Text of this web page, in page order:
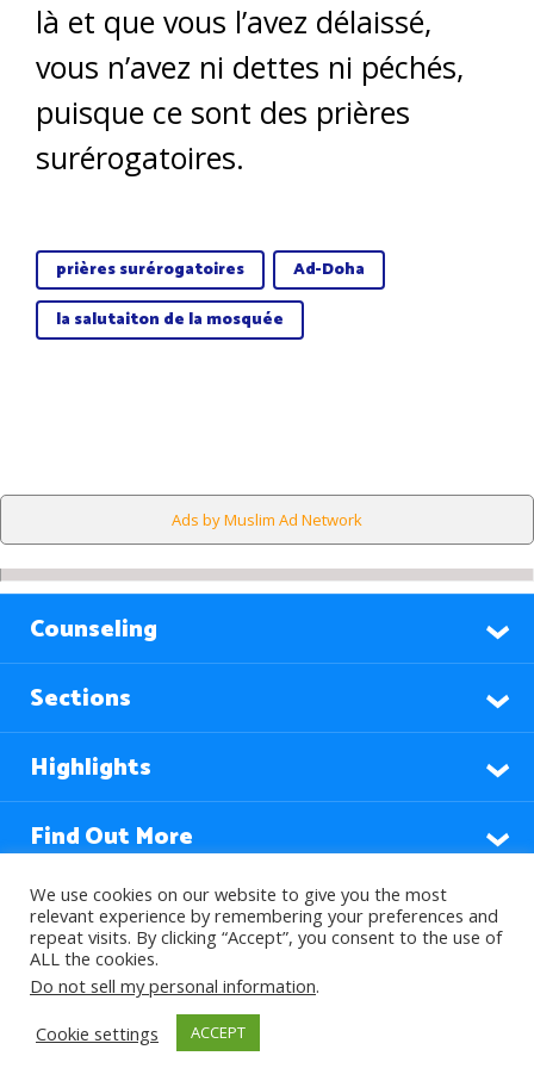
là et que vous l’avez délaissé,
vous n’avez ni dettes ni péchés,
puisque ce sont des prières
surérogatoires.
prières surérogatoires
Ad-Doha
la salutaiton de la mosquée
Ads by Muslim Ad Network
Counseling
Sections
Highlights
Find Out More
Languages
Subscribe to our Newsletter
We use cookies on our website to give you the most
relevant experience by remembering your preferences and
repeat visits. By clicking “Accept”, you consent to the use of
ALL the cookies.
Do not sell my personal information.
Cookie settings
ACCEPT